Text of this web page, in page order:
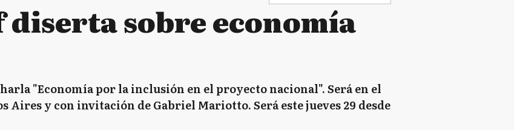
sobre economía
"Economía por la inclusión en el proyecto nacional". Será en el
Aires y con invitación de Gabriel Mariotto. Será este jueves 29 desde